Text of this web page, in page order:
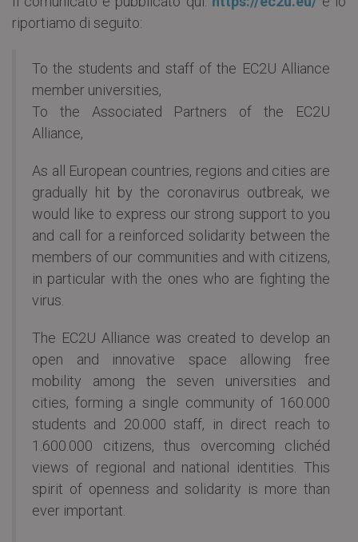
riportiamo di seguito:
To the students and staff of the EC2U Alliance
member universities,
To the Associated Partners of the EC2U
Alliance,
As all European countries, regions and cities are
gradually hit by the coronavirus outbreak, we
would like to express our strong support to you
and call for a reinforced solidarity between the
members of our communities and with citizens,
in particular with the ones who are fighting the
virus.
The EC2U Alliance was created to develop an
open and innovative space allowing free
mobility among the seven universities and
cities, forming a single community of 160.000
students and 20.000 staff, in direct reach to
1.600.000 citizens, thus overcoming clichéd
views of regional and national identities. This
spirit of openness and solidarity is more than
ever important.